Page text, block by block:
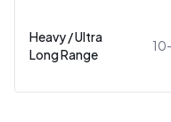
Heavy / Ultra
Long Range